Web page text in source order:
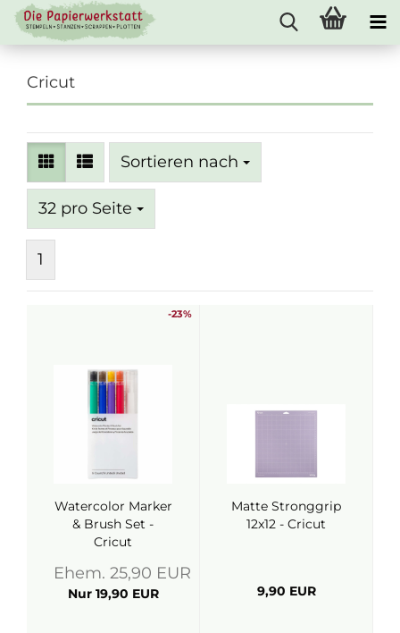
Cricut
Sortieren nach
Sortieren nach
32 pro Seite
pro Seite
1
-23%
Watercolor Marker
& Brush Set -
Cricut
Ehem. 25,90 EUR
Nur 19,90 EUR
Matte Stronggrip
12x12 - Cricut
9,90 EUR